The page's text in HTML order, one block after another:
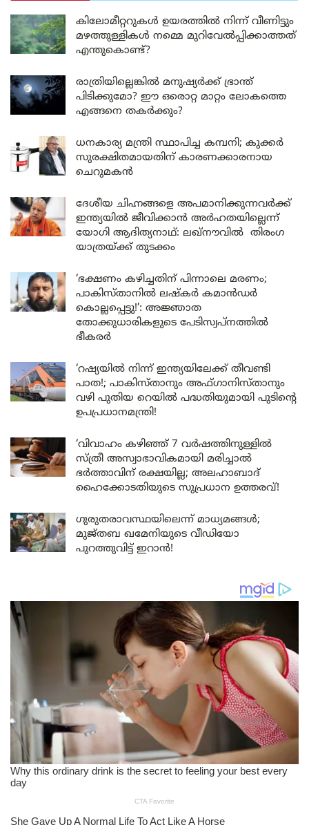
കിലോമീറ്ററുകൾ ഉയരത്തിൽ നിന്ന് വീണിട്ടും
മഴത്തുള്ളികൾ നമ്മെ മുറിവേൽപ്പിക്കാത്തത്
എന്തുകൊണ്ട്?
രാത്രിയില്ലെങ്കിൽ മനുഷ്യർക്ക് ഭ്രാന്ത്
പിടിക്കുമോ? ഈ ഒരൊറ്റ മാറ്റം ലോകത്തെ
എങ്ങനെ തകർക്കും?
ധനകാര്യ മന്ത്രി സ്ഥാപിച്ച കമ്പനി; കുക്കർ
സുരക്ഷിതമായതിന് കാരണക്കാരനായ
ചെറുമകൻ
ദേശീയ ചിഹ്നങ്ങളെ അപമാനിക്കുന്നവർക്ക്
ഇന്ത്യയിൽ ജീവിക്കാൻ അർഹതയില്ലെന്ന്
യോഗി ആദിത്യനാഥ്: ലഖ്‌നൗവിൽ തിരംഗ
യാത്രയ്ക്ക് തുടക്കം
‘ഭക്ഷണം കഴിച്ചതിന് പിന്നാലെ മരണം;
പാകിസ്താനിൽ ലഷ്കർ കമാൻഡർ
കൊല്ലപ്പെട്ടു!’: അജ്ഞാത
തോക്കുധാരികളുടെ പേടിസ്വപ്നത്തിൽ
ഭീകരർ
‘റഷ്യയിൽ നിന്ന് ഇന്ത്യയിലേക്ക് തീവണ്ടി
പാത!; പാകിസ്താനും അഫ്ഗാനിസ്താനും
വഴി പുതിയ റെയിൽ പദ്ധതിയുമായി പുടിന്റെ
ഉപപ്രധാനമന്ത്രി!
‘വിവാഹം കഴിഞ്ഞ് 7 വർഷത്തിനുള്ളിൽ
സ്ത്രീ അസ്വാഭാവികമായി മരിച്ചാൽ
ഭർത്താവിന് രക്ഷയില്ല; അലഹാബാദ്
ഹൈക്കോടതിയുടെ സുപ്രധാന ഉത്തരവ്!
ഗുരുതരാവസ്ഥയിലെന്ന് മാധ്യമങ്ങൾ;
മുജ്തബ ഖമേനിയുടെ വീഡിയോ
പുറത്തുവിട്ട് ഇറാൻ!